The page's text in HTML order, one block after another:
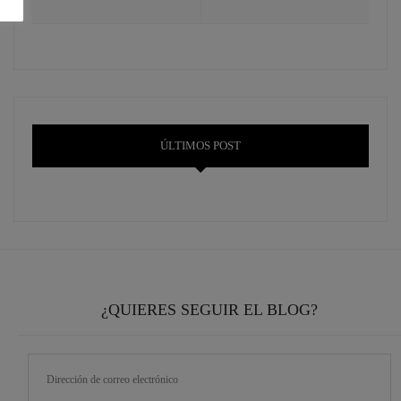
ÚLTIMOS POST
¿QUIERES SEGUIR EL BLOG?